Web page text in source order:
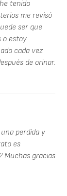
tenido
me revisó
ser que
o estoy
cada vez
de orinar.
perdida y
es
Muchas gracias